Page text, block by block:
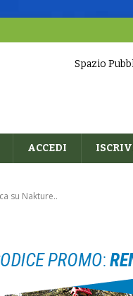
Spazio
ACCEDI